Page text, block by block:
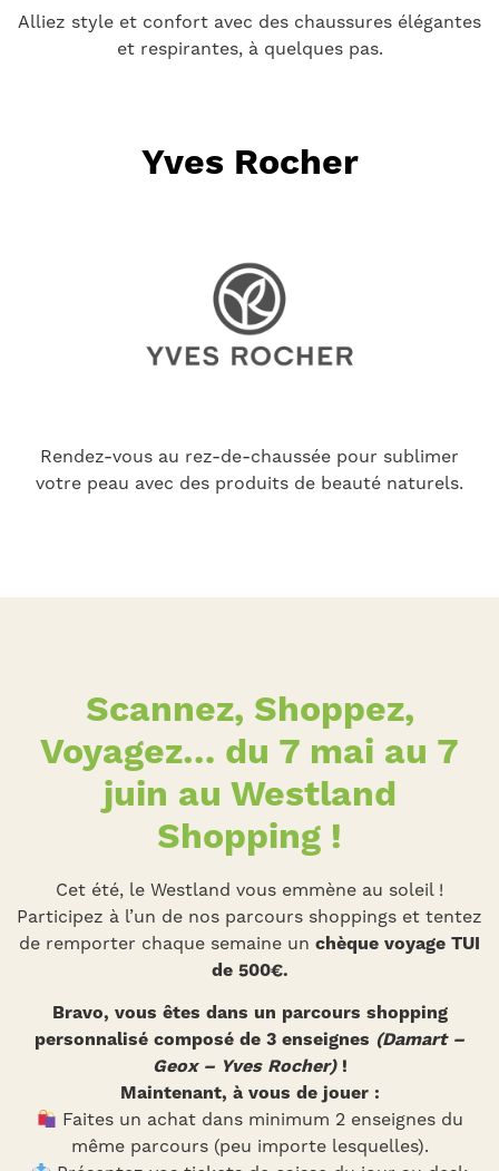
Alliez style et confort avec des chaussures élégantes
et respirantes, à quelques pas.
Yves Rocher
Rendez-vous au rez-de-chaussée pour sublimer
votre peau avec des produits de beauté naturels.
Scannez, Shoppez,
Voyagez… du 7 mai au 7
juin au Westland
Shopping !
Cet été, le Westland vous emmène au soleil !
Participez à l’un de nos parcours shoppings et tentez
de remporter chaque semaine un chèque voyage TUI
de 500€.
Bravo, vous êtes dans un parcours shopping
personnalisé composé de 3 enseignes (Damart –
Geox – Yves Rocher)!
Maintenant, à vous de jouer :
Faites un achat dans minimum 2 enseignes du
même parcours (peu importe lesquelles).